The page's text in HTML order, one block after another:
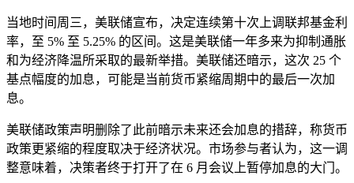
当地时间周三，美联储宣布，决定连续第十次上调联邦基金利
率，至 5% 至 5.25% 的区间。这是美联储一年多来为抑制通胀
和为经济降温所采取的最新举措。美联储还暗示，这次 25 个
基点幅度的加息，可能是当前货币紧缩周期中的最后一次加
息。
美联储政策声明删除了此前暗示未来还会加息的措辞，称货币
政策更紧缩的程度取决于经济状况。市场参与者认为，这一调
整意味着，决策者终于打开了在 6 月会议上暂停加息的大门。